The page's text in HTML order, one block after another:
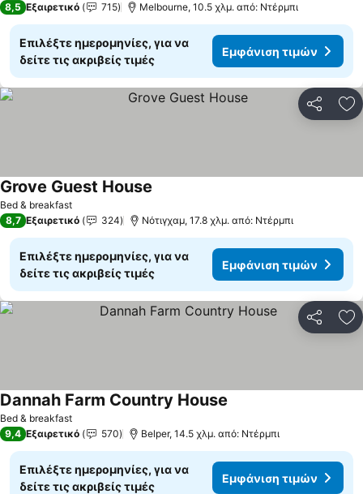
8,5 Εξαιρετικό 715 Melbourne, 10.5 χλμ. από: Ντέρμπι
Επιλέξτε ημερομηνίες, για να
δείτε τις ακριβείς τιμές
Εμφάνιση τιμών
Bed & breakfast
Grove Guest House
8,7 Εξαιρετικό 324 Νότιγχαμ, 17.8 χλμ. από: Ντέρμπι
Επιλέξτε ημερομηνίες, για να
δείτε τις ακριβείς τιμές
Εμφάνιση τιμών
Bed & breakfast
Dannah Farm Country House
9,4 Εξαιρετικό 570 Belper, 14.5 χλμ. από: Ντέρμπι
Επιλέξτε ημερομηνίες, για να
δείτε τις ακριβείς τιμές
Εμφάνιση τιμών